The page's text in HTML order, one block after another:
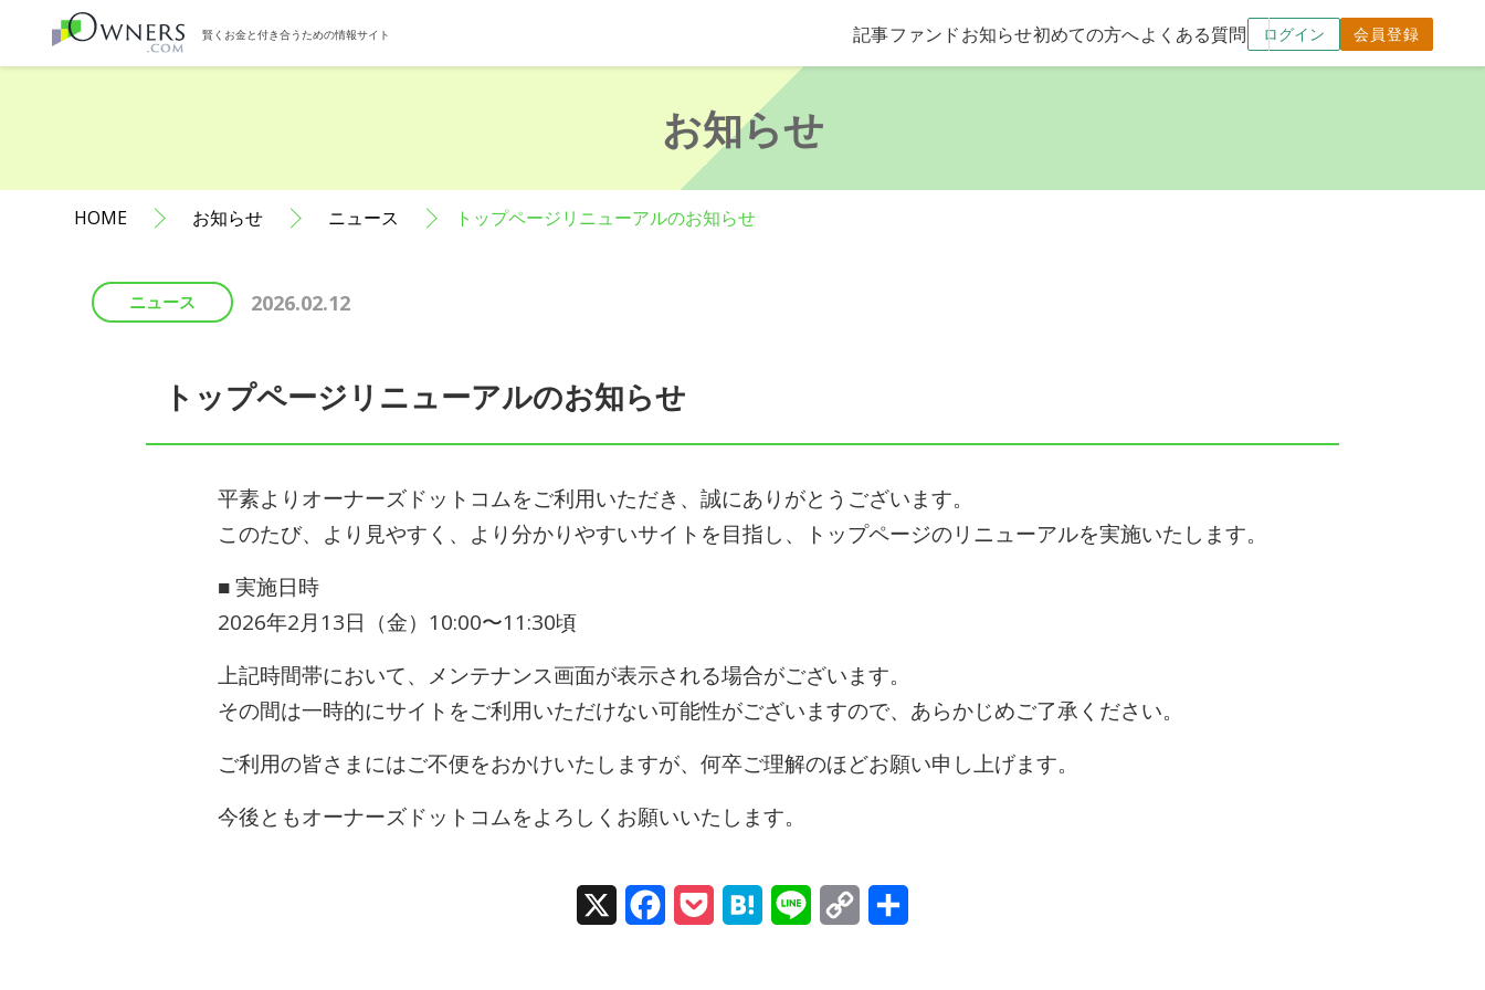
賢くお金と付き合うための情報サイト 記事ファンドお知らせ初めての方へよくある質問 ログイン 会員登録
お知らせ
HOME お知らせ ニュース トップページリニューアルのお知らせ
ニュース 2026.02.12
トップページリニューアルのお知らせ
平素よりオーナーズドットコムをご利用いただき、誠にありがとうございます。
このたび、より見やすく、より分かりやすいサイトを目指し、トップページのリニューアルを実施いたします。
■ 実施日時
2026年2月13日（金）10:00〜11:30頃
上記時間帯において、メンテナンス画面が表示される場合がございます。
その間は一時的にサイトをご利用いただけない可能性がございますので、あらかじめご了承ください。
ご利用の皆さまにはご不便をおかけいたしますが、何卒ご理解のほどお願い申し上げます。
今後ともオーナーズドットコムをよろしくお願いいたします。
Facebook
Pocket Hatena Line
Copy